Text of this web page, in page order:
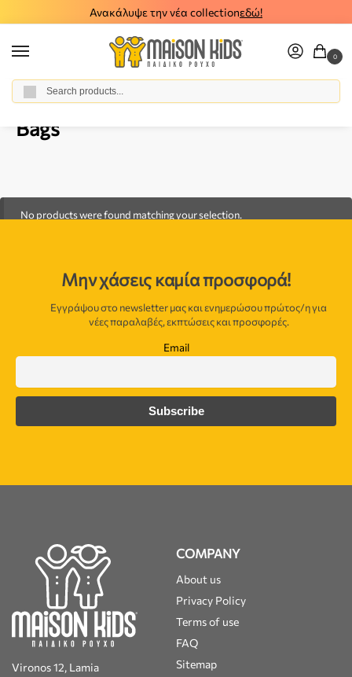
Ανακάλυψε την νέα collectionεδώ!
0
Home / Boy / Accessories
Bags
No products were found matching your selection.
Μην χάσεις καμία προσφορά!
Εγγράψου στο newsletter μας και ενημερώσου πρώτος/η για
νέες παραλαβές, εκπτώσεις και προσφορές.
Email
Vironos 12, Lamia
COMPANY
About us
Privacy Policy
Terms of use
FAQ
Sitemap